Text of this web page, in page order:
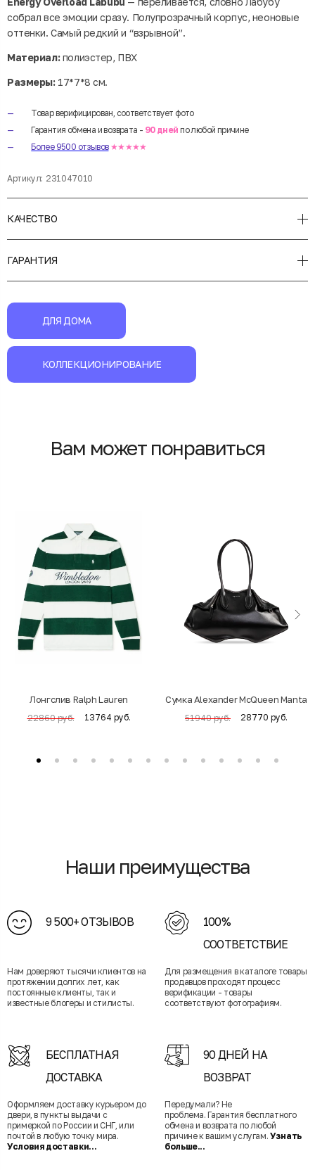
собрал все эмоции сразу. Полупрозрачный корпус, неоновые
оттенки. Самый редкий и “взрывной”.
Материал:полиэстер, ПВХ
Размеры:17*7*8 см.
Товар верифицирован, соответствует фото
Гарантия обмена и возврата - 90 дней по любой причине
Более 9500 отзывов ★★★★★
Артикул: 231047010
КАЧЕСТВО
ГАРАНТИЯ
ДЛЯ ДОМА
КОЛЛЕКЦИОНИРОВАНИЕ
Вам может понравиться
Лонгслив Ralph Lauren
22860 руб. 13764 руб.
Cумка Alexander McQueen Manta
51940 руб. 28770 руб.
Наши преимущества
9 500+ ОТЗЫВОВ
Нам доверяют тысячи клиентов на
протяжении долгих лет, как
постоянные клиенты, так и
известные блогеры и стилисты.
100%
СООТВЕТСТВИЕ
Для размещения в каталоге товары
продавцов проходят процесс
верификации - товары
соответствуют фотографиям.
БЕСПЛАТНАЯ
ДОСТАВКА
Оформляем доставку курьером до
двери, в пункты выдачи с
примеркой по России и СНГ, или
почтой в любую точку мира.
Условия доставки...
90 ДНЕЙ НА
ВОЗВРАТ
Передумали? Не
проблема. Гарантия бесплатного
обмена и возврата по любой
причине к вашим услугам. Узнать
больше...